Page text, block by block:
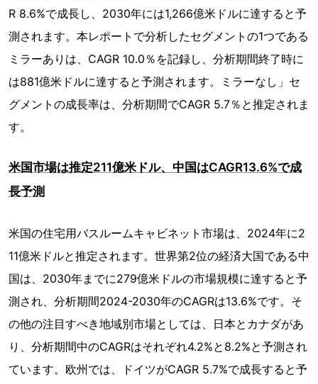
R 8.6%で成長し、2030年には1,266億米ドルに達すると予
測されます。本レポートで分析したセグメントの1つである
ミラーありは、CAGR 10.0％を記録し、分析期間終了時に
は881億米ドルに達すると予測されます。ミラーなし」セ
グメントの成長率は、分析期間でCAGR 5.7％と推定されま
す。
米国市場は推定211億米ドル、中国はCAGR13.6%で成
長予測
米国の住宅用バスルームキャビネット市場は、2024年に2
11億米ドルと推定されます。世界第2位の経済大国である中
国は、2030年までに279億米ドルの市場規模に達すると予
測され、分析期間2024-2030年のCAGRは13.6%です。そ
の他の注目すべき地域別市場としては、日本とカナダがあ
り、分析期間中のCAGRはそれぞれ4.2%と8.2%と予測され
ています。欧州では、ドイツがCAGR 5.7%で成長すると予